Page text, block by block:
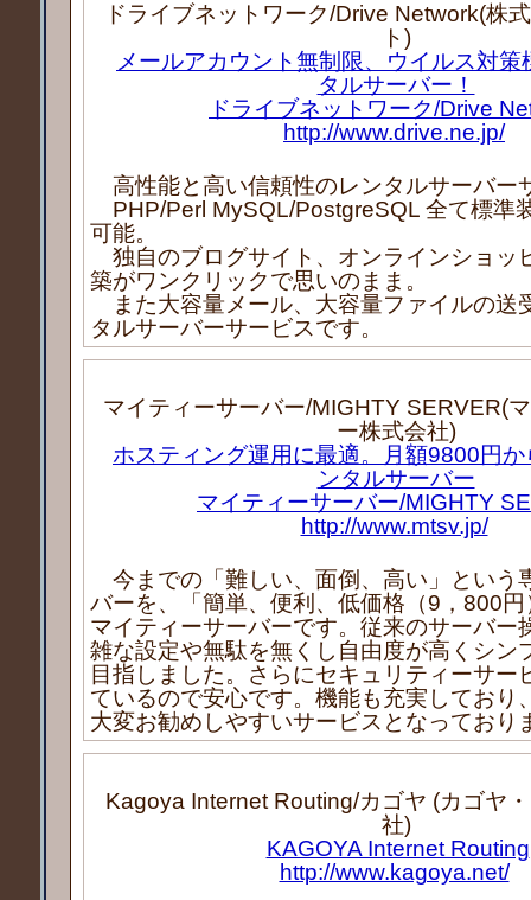
ドライブネットワーク/Drive Network(株
ト)
メールアカウント無制限、ウイルス対策
タルサーバー！
ドライブネットワーク/Drive
http://www.drive.ne.jp/
高性能と高い信頼性のレンタルサーバー
PHP/Perl MySQL/PostgreSQL 全て標準
可能。
独自のブログサイト、オンラインショッ
築がワンクリックで思いのまま。
また大容量メール、大容量ファイルの送
タルサーバーサービスです。
マイティーサーバー/MIGHTY SERVER(
ー株式会社)
ホスティング運用に最適。月額9800円
ンタルサーバー
マイティーサーバー/MIGHTY
http://www.mtsv.jp/
今までの「難しい、面倒、高い」という
バーを、「簡単、便利、低価格（9，800
マイティーサーバーです。従来のサーバー
雑な設定や無駄を無くし自由度が高くシン
目指しました。さらにセキュリティーサー
ているので安心です。機能も充実しており
大変お勧めしやすいサービスとなっており
Kagoya Internet Routing/カゴヤ (カゴヤ
社)
KAGOYA Internet Routing
http://www.kagoya.net/